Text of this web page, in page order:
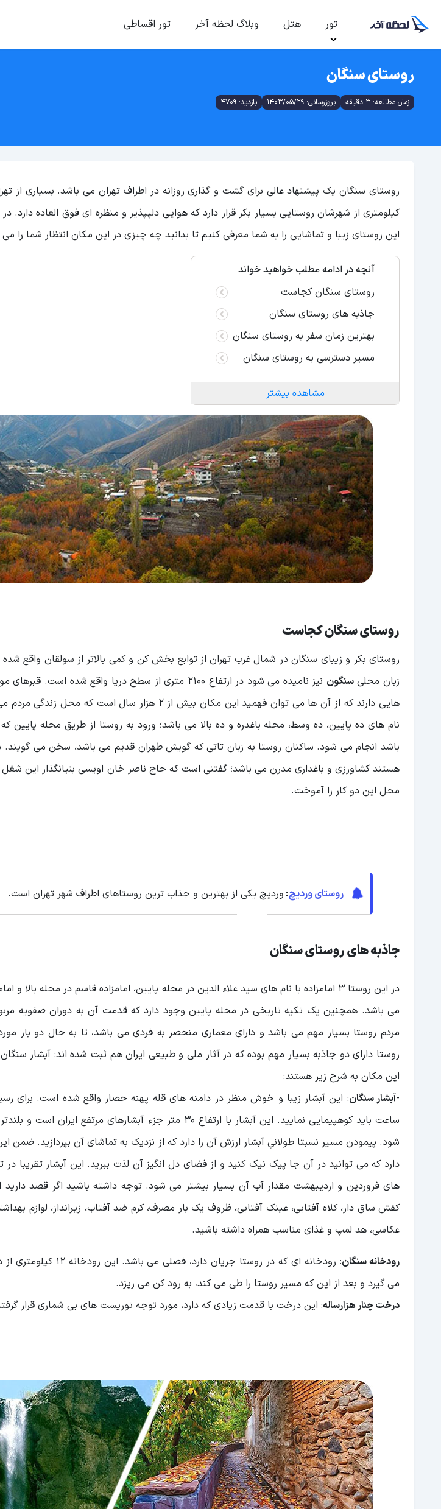
تور هتل وبلاگ لحظه آخر تور اقساطی
روستای سنگان
زمان مطالعه: 3 دقیقه بروزرسانی: 1403/05/29 بازدید: 4709
روستای سنگان یک پیشنهاد عالی برای گشت و گذاری روزانه در اطراف تهران می باشد. بسیاری از
کیلومتری از شهرشان روستایی بسیار بکر قرار دارد که هوایی دلپپذیر و منظره ای فوق العاده
این روستای زیبا و تماشایی را به شما معرفی کنیم تا بدانید چه چیزی در این مکان انتظار شما را
آنچه در ادامه مطلب خواهید خواند
روستای سنگان کجاست
جاذبه های روستای سنگان
بهترین زمان سفر به روستای سنگان
مسیر دسترسی به روستای سنگان
مشاهده بیشتر
روستای سنگان کجاست
روستای بکر و زیبای سنگان در شمال غرب تهران از توابع بخش کن و کمی بالاتر از سولقان واقع
زبان محلیسنگون نیز نامیده می شود در ارتفاع 2100 متری از سطح دریا واقع شده است. قبرهای موجود در
نام های ده پایین، ده وسط، محله باغدره و ده بالا می باشد؛ ورود به روستا از طریق محله
باشد انجام می شود. ساکنان روستا به زبان تاتی که گویش طهران قدیم می باشد، سخن می
هستند کشاورزی و باغداری مدرن می باشد؛ گفتنی است که حاج ناصر خان اویسی بنیانگذار این
محل این دو کار را آموخت.
روستای وردیچ: وردیچ یکی از بهترین و جذاب ترین روستاهای اطراف شهر تهران است.
جاذبه های روستای سنگان
در این روستا 3 امامزاده با نام های سید علاء الدین در محله پایین، امامزاده قاسم در محله
می باشد. همچنین یک تکیه تاریخی در محله پایین وجود دارد که قدمت آن به دوران صفویه
مردم روستا بسیار مهم می باشد و دارای معماری منحصر به فردی می باشد، تا به حال دو بار
روستا دارای دو جاذبه بسیار مهم بوده که در آثار ملی و طبیعی ایران هم ثبت شده اند: آبشار
این مکان به شرح زیر هستند:
-آبشار سنگان
ساعت باید کوهپیمایی نمایید. این آبشار با ارتفاع 30 متر جزء
شود. پیمودن مسیر نسبتا طولانیِ آبشار ارزش آن را دارد که از نزدیک به تماشای آن بپردازید.
دارد که می توانید در آن جا پیک نیک کنید و از فضای دل انگیز آن لذت ببرید. این آبشار تقریبا
های فروردین و اردیبهشت مقدار آب آن بسیار بیشتر می شود. توجه داشته باشید اگر قصد دارید
کفش ساق دار، کلاه آفتابی، عینک آفتابی، ظروف یک بار مصرف، کرم ضد آفتاب، زیرانداز، لوازم
عکاسی، هد لمپ و غذای مناسب همراه داشته باشید.
رودخانه سنگان
: رودخانه ای که در روستا
می گیرد و بعد از این که مسیر روستا را طی می کند، به رود کن می ریزد.
درخت چنار هزارساله: این درخت با قدمت زیادی که دارد، مورد توجه توریست های بی شماری قرار